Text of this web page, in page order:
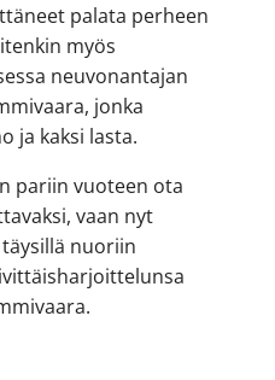
palata perheen
myös
neuvonantajan
jonka
ja kaksi lasta.
pariin vuoteen ota
vaan nyt
nuoriin